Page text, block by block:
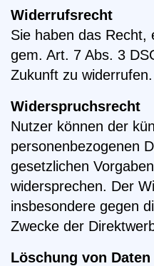
Widerrufsrecht
Sie haben das Recht,
gem. Art. 7 Abs. 3
Zukunft zu widerrufen.
Widerspruchsrecht
Nutzer können der
personenbezogenen
gesetzlichen
widersprechen. Der
insbesondere gegen
Zwecke der
Löschung von Daten